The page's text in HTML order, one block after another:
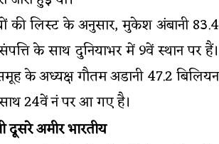
की लिस्ट के अनुसार, मुकेश अंबानी 83.4
के साथ दुनियाभर में 9वें स्थान पर हैं।
के अध्यक्ष गौतम अडानी 47.2 बिलियन
24वें नं पर आ गए है।
दूसरे अमीर भारतीय